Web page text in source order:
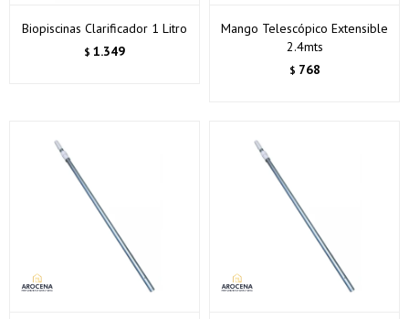
Biopiscinas Clarificador 1 Litro
$ 1.349
Mango Telescópico Extensible
2.4mts
$ 768